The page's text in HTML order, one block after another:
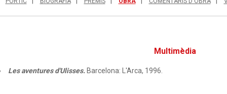
Multimèdia
Les aventures d'Ulisses.Barcelona: L'Arca, 1996.